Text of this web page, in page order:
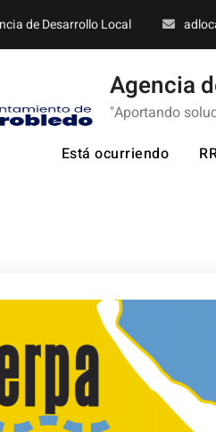
de Desarrollo Local
Agencia
"Aportando
Está ocurriendo